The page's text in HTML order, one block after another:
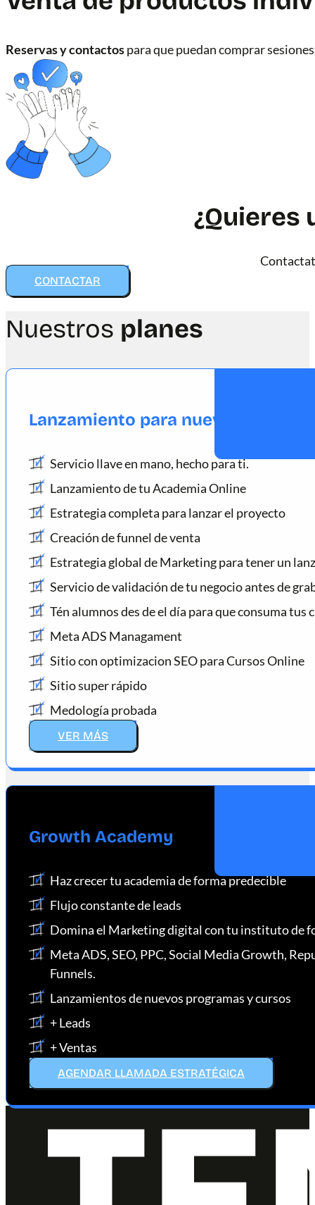
Reservas y contactospara que puedan comprar
¿Quieres
CONTACTAR
Nuestros planes
Lanzamiento para nuevas
Servicio llave en mano, hecho para ti.
Lanzamiento de tu Academia Online
Estrategia completa para lanzar el proyecto
Creación de funnel de venta
Estrategia global de Marketing para tener un
Servicio de validación de tu negocio antes de
Tén alumnos des de el día para que consuma tus
Meta ADS Managament
Sitio con optimizacion SEO para Cursos Online
Sitio super rápido
Medología probada
VER MÁS
Growth Academy
Haz crecer tu academia de forma predecible
Flujo constante de leads
Domina el Marketing digital con tu instituto de
Meta ADS, SEO, PPC, Social Media Growth,
Funnels.
Lanzamientos de nuevos programas y cursos
+ Leads
+ Ventas
AGENDAR LLAMADA ESTRATÉGICA